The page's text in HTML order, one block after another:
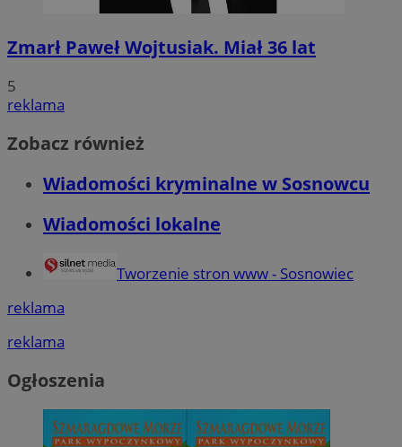
Zmarł Paweł Wojtusiak. Miał 36 lat
5
reklama
Zobacz również
Wiadomości kryminalne w Sosnowcu
Wiadomości lokalne
Tworzenie stron www - Sosnowiec
reklama
reklama
Ogłoszenia